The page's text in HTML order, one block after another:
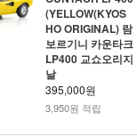
(YELLOW(KYOS
HO ORIGINAL) 람
보르기니 카운타크
LP400 교쇼오리지
날
395,000원
3,950원 적립